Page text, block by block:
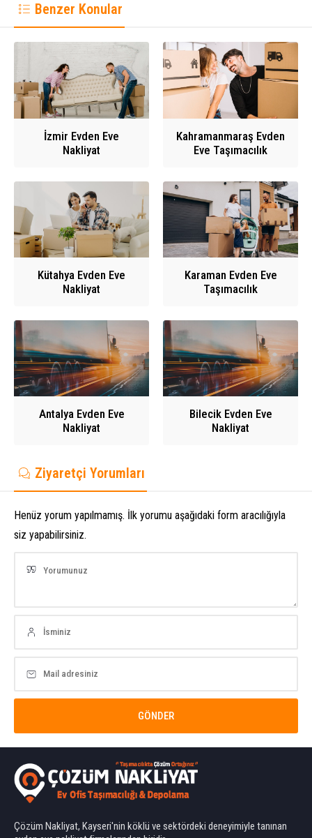
Benzer Konular
İzmir Evden Eve
Nakliyat
Kahramanmaraş Evden
Eve Taşımacılık
Kütahya Evden Eve
Nakliyat
Karaman Evden Eve
Taşımacılık
Antalya Evden Eve
Nakliyat
Bilecik Evden Eve
Nakliyat
Ziyaretçi Yorumları
Henüz yorum yapılmamış. İlk yorumu aşağıdaki form aracılığıyla
siz yapabilirsiniz.
Çözüm Nakliyat, Kayseri'nin köklü ve sektördeki deneyimiyle tanınan